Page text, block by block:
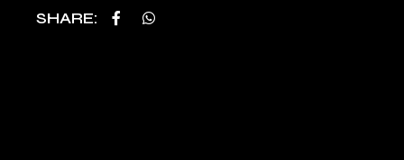
SHARE